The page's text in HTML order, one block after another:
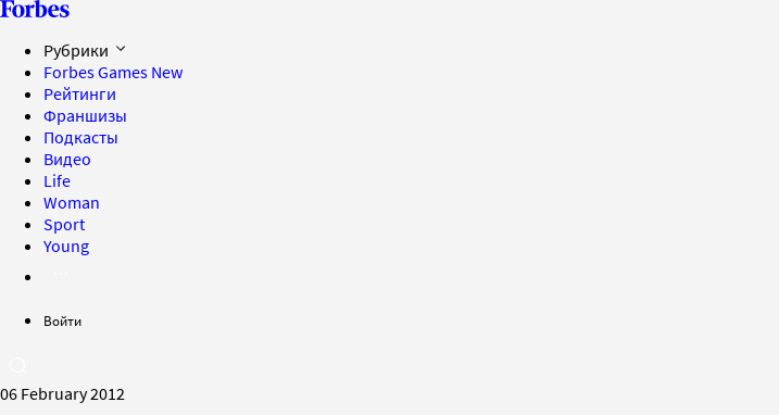
Рубрики
Forbes Games New
Рейтинги
Франшизы
Подкасты
Видео
Life
Woman
Sport
Young
Войти
06 February 2012